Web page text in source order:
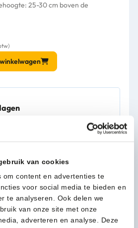
van cookies
om content en advertenties te
voor social media te bieden en
te analyseren. Ook delen we
van onze site met onze
adverteren en analyse. Deze
25-30 cm boven de
op